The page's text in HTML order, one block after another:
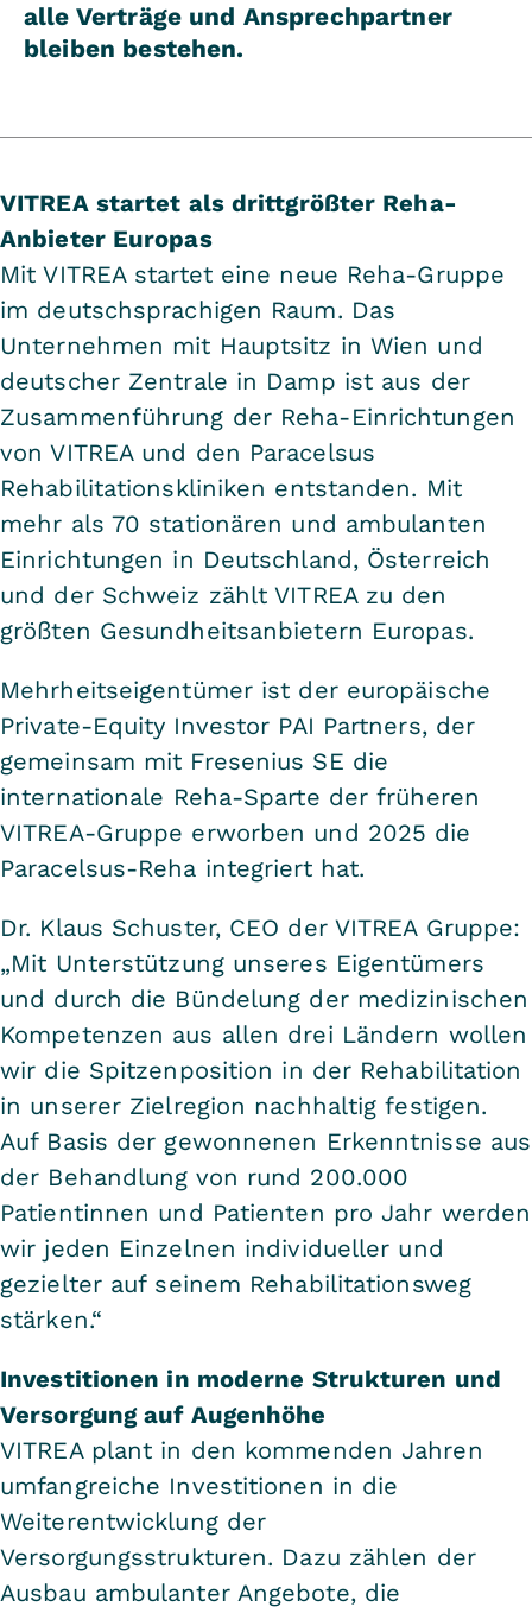
alle Verträge und Ansprechpartner
bleiben bestehen.
VITREA startet als drittgrößter Reha-
Anbieter Europas
Mit VITREA startet eine neue Reha-Gruppe
im deutschsprachigen Raum. Das
Unternehmen mit Hauptsitz in Wien und
deutscher Zentrale in Damp ist aus der
Zusammenführung der Reha-Einrichtungen
von VITREA und den Paracelsus
Rehabilitationskliniken entstanden. Mit
mehr als 70 stationären und ambulanten
Einrichtungen in Deutschland, Österreich
und der Schweiz zählt VITREA zu den
größten Gesundheitsanbietern Europas.
Mehrheitseigentümer ist der europäische
Private-Equity Investor PAI Partners, der
gemeinsam mit Fresenius SE die
internationale Reha-Sparte der früheren
VITREA-Gruppe erworben und 2025 die
Paracelsus-Reha integriert hat.
Dr. Klaus Schuster, CEO der VITREA Gruppe:
„Mit Unterstützung unseres Eigentümers
und durch die Bündelung der medizinischen
Kompetenzen aus allen drei Ländern wollen
wir die Spitzenposition in der Rehabilitation
in unserer Zielregion nachhaltig festigen.
Auf Basis der gewonnenen Erkenntnisse aus
der Behandlung von rund 200.000
Patientinnen und Patienten pro Jahr werden
wir jeden Einzelnen individueller und
gezielter auf seinem Rehabilitationsweg
stärken.“
Investitionen in moderne Strukturen und
Versorgung auf Augenhöhe
VITREA plant in den kommenden Jahren
umfangreiche Investitionen in die
Weiterentwicklung der
Versorgungsstrukturen. Dazu zählen der
Ausbau ambulanter Angebote, die